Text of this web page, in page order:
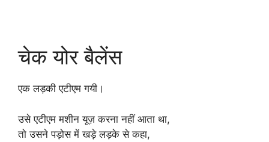
चेक योर बैलेंस
एक लड़की एटीएम गयी।
उसे एटीएम मशीन यूज़ करना नहीं आता था,
तो उसने पड़ोस में खड़े लड़के से कहा,